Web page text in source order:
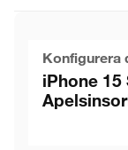
Konfigurera
iPhone